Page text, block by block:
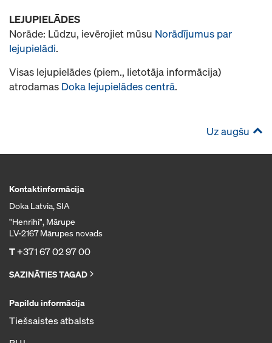
LEJUPIELĀDES
Norāde: Lūdzu, ievērojiet mūsu Norādījumus par
lejupielādi.
Visas lejupielādes (piem., lietotāja informācija)
atrodamas Doka lejupielādes centrā.
Uz augšu
Kontaktinformācija
Doka Latvia, SIA
"Henrihi", Mārupe
LV-2167 Mārupes novads
T+371 67 02 97 00
SAZINĀTIES TAGAD
Papildu informācija
Tiešsaistes atbalsts